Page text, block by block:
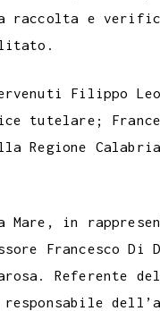
e
Filippo
tutelare;
Regione
in
Francesco
Referente